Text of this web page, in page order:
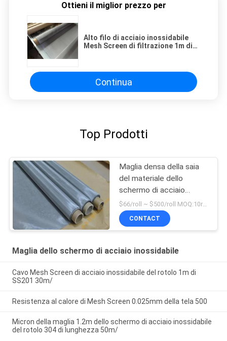
Ottieni il miglior prezzo per
Alto filo di acciaio inossidabile
Mesh Screen di filtrazione 1m di
Continua
Top Prodotti
Maglia densa della saia
del materiale dello
schermo di acciaio
inossidabile di SUS 316
23.4mm 0.026mm
CONTACT
Maglia dello schermo di acciaio inossidabile
Cavo Mesh Screen di acciaio inossidabile del rotolo 1m di
SS201 30m/
Resistenza al calore di Mesh Screen 0.025mm della tela 500
Micron della maglia 1.2m dello schermo di acciaio inossidabile
del rotolo 304 di lunghezza 50m/